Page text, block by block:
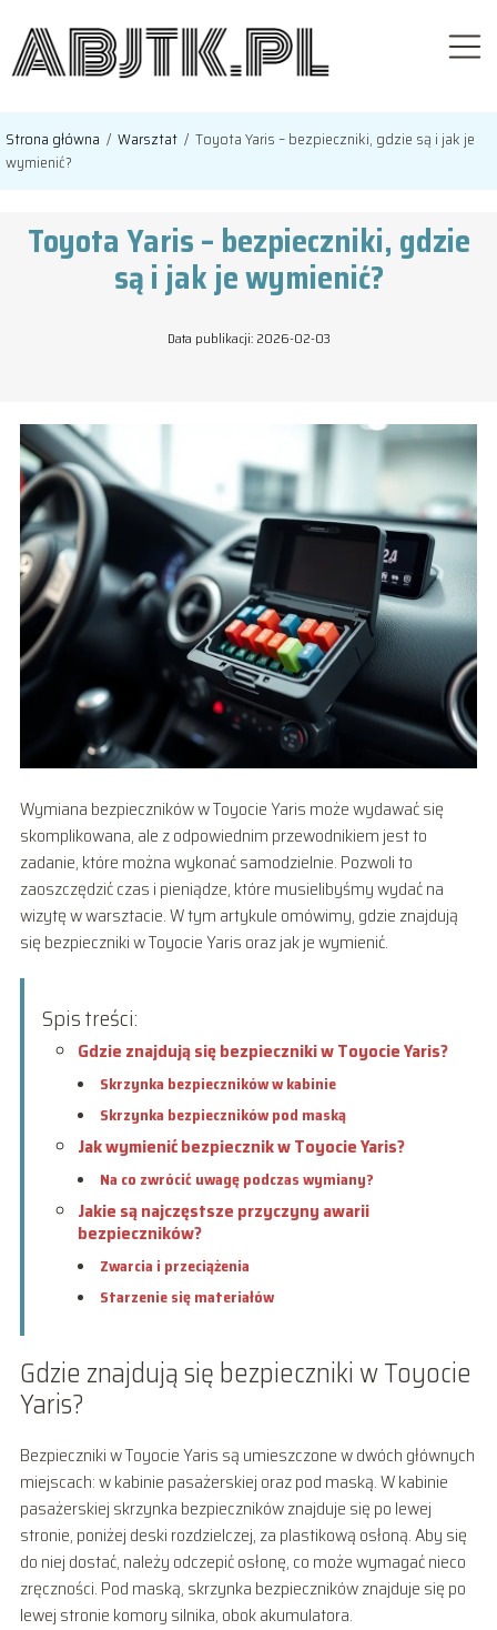
Strona główna / Warsztat / Toyota Yaris – bezpieczniki, gdzie są i jak je
wymienić?
Toyota Yaris – bezpieczniki, gdzie
są i jak je wymienić?
Data publikacji: 2026-02-03
Wymiana bezpieczników w Toyocie Yaris może wydawać się
skomplikowana, ale z odpowiednim przewodnikiem jest to
zadanie, które można wykonać samodzielnie. Pozwoli to
zaoszczędzić czas i pieniądze, które musielibyśmy wydać na
wizytę w warsztacie. W tym artykule omówimy, gdzie znajdują
się bezpieczniki w Toyocie Yaris oraz jak je wymienić.
Spis treści:
Gdzie znajdują się bezpieczniki w Toyocie Yaris?
Skrzynka bezpieczników w kabinie
Skrzynka bezpieczników pod maską
Jak wymienić bezpiecznik w Toyocie Yaris?
Na co zwrócić uwagę podczas wymiany?
Jakie są najczęstsze przyczyny awarii
bezpieczników?
Zwarcia i przeciążenia
Starzenie się materiałów
Gdzie znajdują się bezpieczniki w Toyocie
Yaris?
Bezpieczniki w Toyocie Yaris są umieszczone w dwóch głównych
miejscach: w kabinie pasażerskiej oraz pod maską. W kabinie
pasażerskiej skrzynka bezpieczników znajduje się po lewej
stronie, poniżej deski rozdzielczej, za plastikową osłoną. Aby się
do niej dostać, należy odczepić osłonę, co może wymagać nieco
zręczności. Pod maską, skrzynka bezpieczników znajduje się po
lewej stronie komory silnika, obok akumulatora.